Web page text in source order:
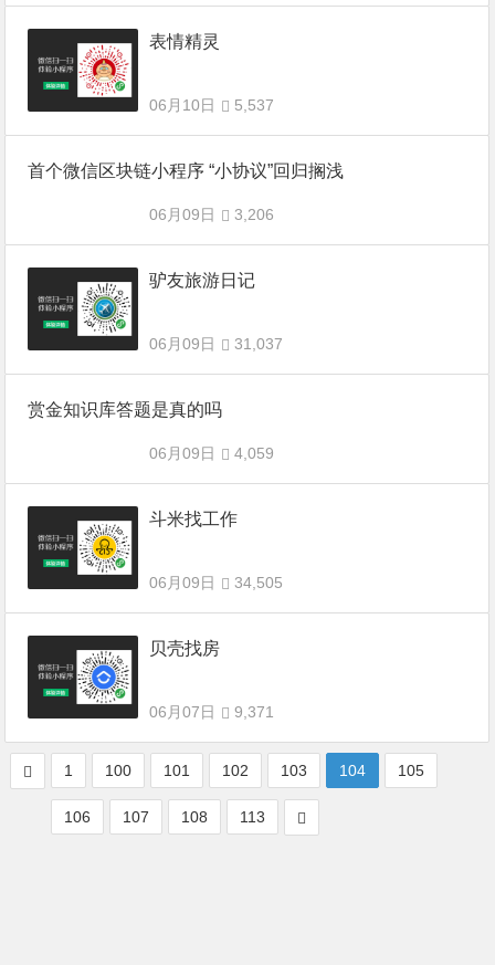
表情精灵
06月10日 5,537
首个微信区块链小程序 “小协议”回归搁浅
06月09日 3,206
驴友旅游日记
06月09日 31,037
赏金知识库答题是真的吗
06月09日 4,059
斗米找工作
06月09日 34,505
贝壳找房
06月07日 9,371
1 100 101 102 103 104 105
106 107 108 113